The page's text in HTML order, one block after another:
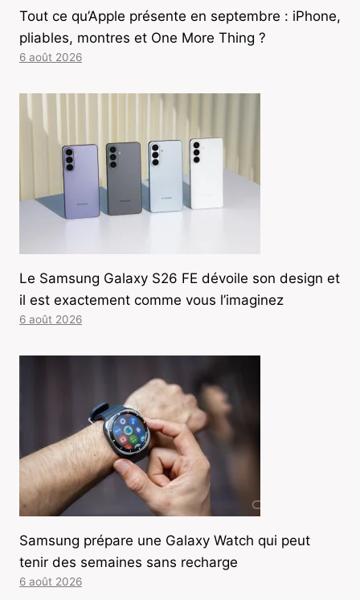
Tout ce qu’Apple présente en septembre : iPhone,
pliables, montres et One More Thing ?
6 août 2026
Le Samsung Galaxy S26 FE dévoile son design et
il est exactement comme vous l’imaginez
6 août 2026
Samsung prépare une Galaxy Watch qui peut
tenir des semaines sans recharge
6 août 2026